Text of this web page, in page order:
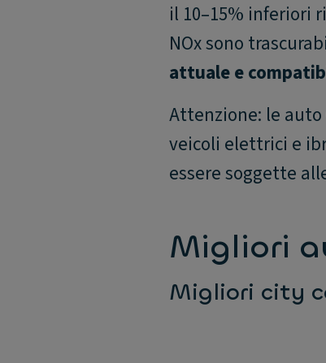
il 10–15% inferiori
NOx sono
attuale e
Attenzione: le
veicoli elettrici e
essere soggette
Migliori
Migliori city